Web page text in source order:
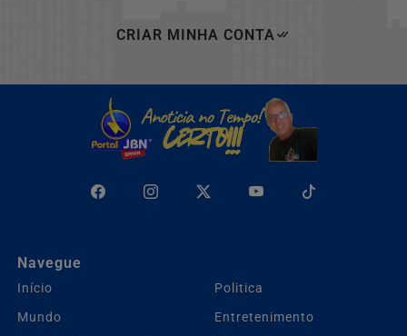
CRIAR MINHA CONTA
Navegue
Início
Politica
Mundo
Entretenimento